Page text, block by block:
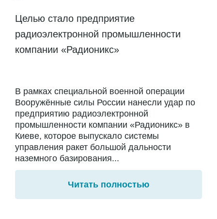
Целью стало предприятие
радиоэлектронной промышленности
компании «Радионикс»
В рамках специальной военной операции
Вооружённые силы России нанесли удар по
предприятию радиоэлектронной
промышленности компании «Радионикс» в
Киеве, которое выпускало системы
управления ракет большой дальности
наземного базирования...
Читать полностью